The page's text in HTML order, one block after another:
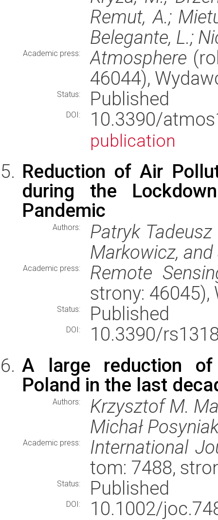
Remut, A.;
Belegante, L.;
Academic press: Atmosphere
46044),
Status: Published
DOI: 10.3390/
publication
Reduction of Air
during the
Pandemic
Authors:
Patryk
Markowicz, and
Academic press:
Remote
strony:
Status: Published
DOI:
10.3390/
A large reduction
Poland in the last
Authors:
Krzysztof M.
Michał
Academic press:
International
tom: 7488,
Status: Published
DOI: 10.1002/